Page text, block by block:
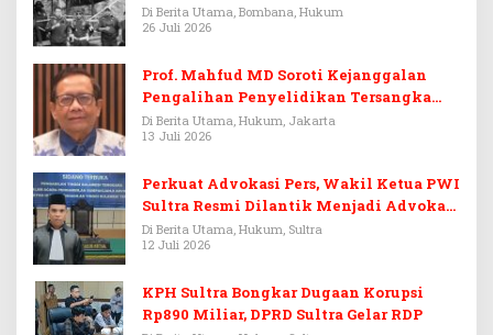
Di Berita Utama, Bombana, Hukum
26 Juli 2026
Prof. Mahfud MD Soroti Kejanggalan
Pengalihan Penyelidikan Tersangka
Febrie Adriansyah
Di Berita Utama, Hukum, Jakarta
13 Juli 2026
Perkuat Advokasi Pers, Wakil Ketua PWI
Sultra Resmi Dilantik Menjadi Advokat
PERADI
Di Berita Utama, Hukum, Sultra
12 Juli 2026
KPH Sultra Bongkar Dugaan Korupsi
Rp890 Miliar, DPRD Sultra Gelar RDP